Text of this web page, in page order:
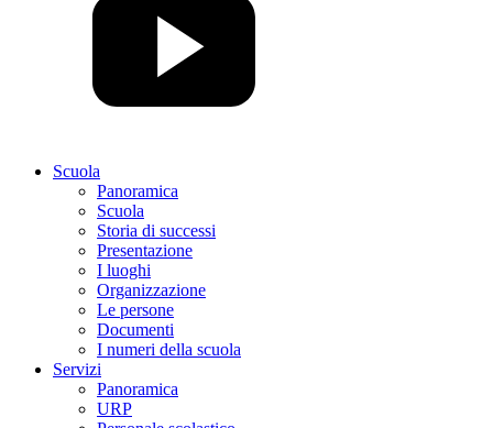
Scuola
Panoramica
Scuola
Storia di successi
Presentazione
I luoghi
Organizzazione
Le persone
Documenti
I numeri della scuola
Servizi
Panoramica
URP